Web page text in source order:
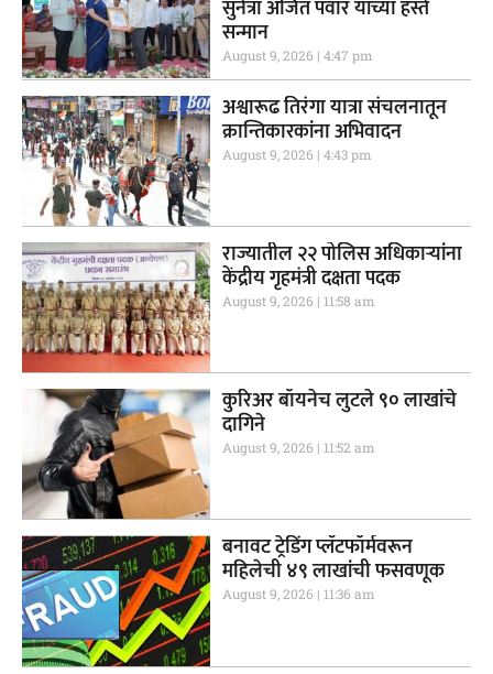
सुनेत्रा अजित पवार यांच्या हस्ते
सन्मान
August 9, 2026 4:47 pm
अश्वारूढ तिरंगा यात्रा संचलनातून
क्रान्तिकारकांना अभिवादन
August 9, 2026 4:43 pm
राज्यातील २२ पोलिस अधिकाऱ्यांना
केंद्रीय गृहमंत्री दक्षता पदक
August 9, 2026 11:58 am
कुरिअर बॉयनेच लुटले ९० लाखांचे
दागिने
August 9, 2026 11:52 am
बनावट ट्रेडिंग प्लॅटफॉर्मवरून
महिलेची ४९ लाखांची फसवणूक
August 9, 2026 11:36 am